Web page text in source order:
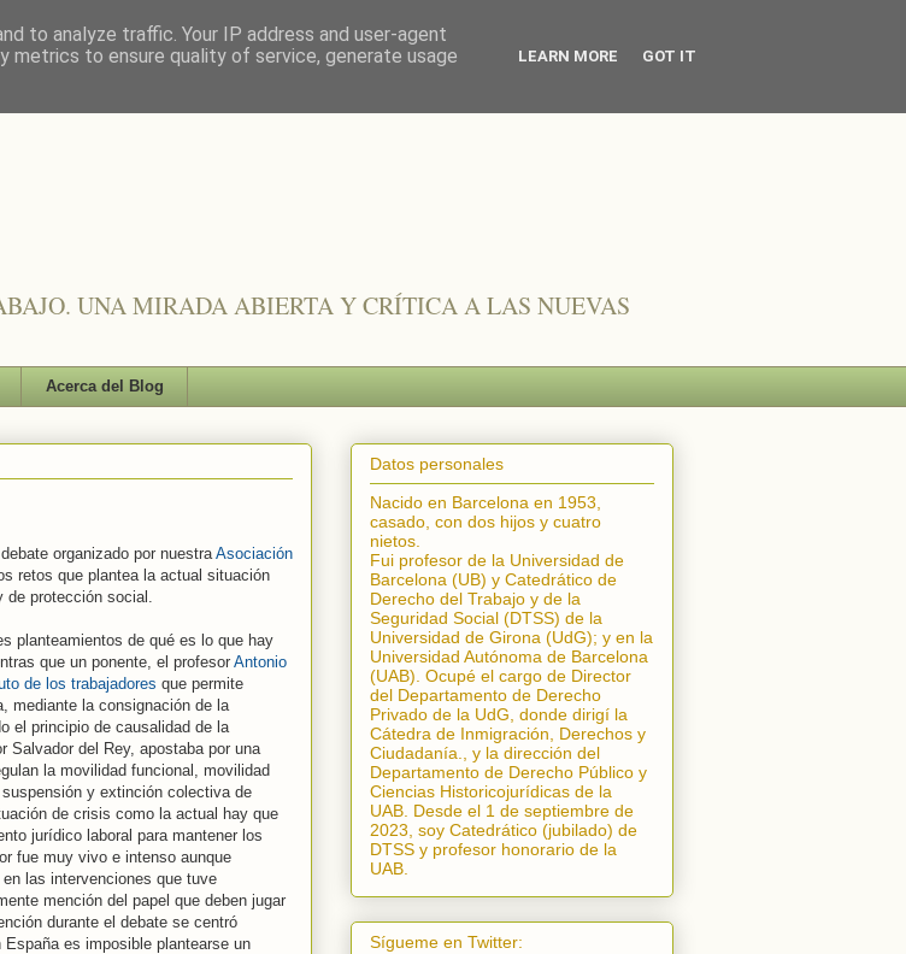
UNA MIRADA ABIERTA Y CRÍTICA A LAS NUEVAS
Acerca del Blog
organizado por nuestra Asociación
retos que plantea la actual situación
protección social.
planteamientos de qué es lo que hay
que un ponente, el profesor Antonio
de los trabajadores que permite
mediante la consignación de la
el principio de causalidad de la
Salvador del Rey, apostaba por una
la movilidad funcional, movilidad
y extinción colectiva de
de crisis como la actual hay que
jurídico laboral para mantener los
fue muy vivo e intenso aunque
las intervenciones que tuve
mención del papel que deben jugar
durante el debate se centró
es imposible plantearse un
Datos personales
Nacido en Barcelona en 1953,
casado, con dos hijos y cuatro
nietos.
Fui profesor de la Universidad de
Barcelona (UB) y Catedrático de
Derecho del Trabajo y de la
Seguridad Social (DTSS) de la
Universidad de Girona (UdG); y en la
Universidad Autónoma de Barcelona
(UAB). Ocupé el cargo de Director
del Departamento de Derecho
Privado de la UdG, donde dirigí la
Cátedra de Inmigración, Derechos y
Ciudadanía.
, y la dirección del
Departamento de Derecho Público y
Ciencias Historicojurídicas de la
UAB. Desde el 1 de septiembre de
2023, soy Catedrático (jubilado) de
DTSS y profesor honorario de la
UAB.
Sígueme en Twitter:
to analyze traffic. Your IP address and user-agent
metrics to ensure quality of service, generate usage
LEARN MORE GOT IT